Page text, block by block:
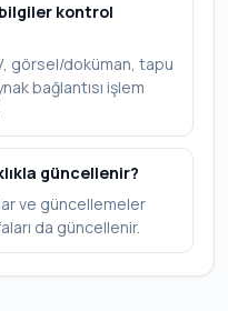
kontrol
görsel/doküman, tapu
bağlantısı işlem
güncellenir?
ve güncellemeler
da güncellenir.